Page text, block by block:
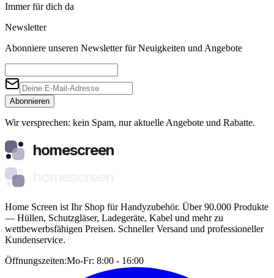
Immer für dich da
Newsletter
Abonniere unseren Newsletter für Neuigkeiten und Angebote
Abonnieren
Wir versprechen: kein Spam, nur aktuelle Angebote und Rabatte.
homescreen
Home Screen ist Ihr Shop für Handyzubehör. Über 90.000 Produkte
— Hüllen, Schutzgläser, Ladegeräte, Kabel und mehr zu
wettbewerbsfähigen Preisen. Schneller Versand und professioneller
Kundenservice.
Öffnungszeiten:Mo-Fr: 8:00 - 16:00